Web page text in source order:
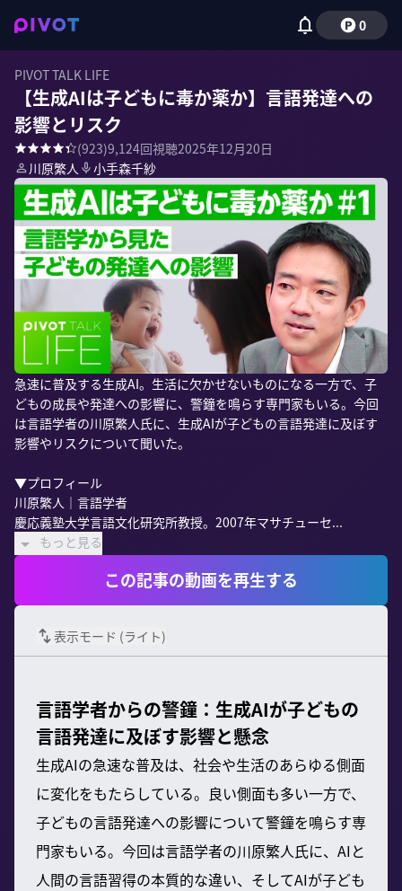
0
PIVOT TALK LIFE
【生成AIは子どもに毒か薬か】言語発達への
影響とリスク
(923)9,124回視聴2025年12月20日
川原繁人
小手森千紗
急速に普及する生成AI。生活に欠かせないものになる一方で、子
どもの成長や発達への影響に、警鐘を鳴らす専門家もいる。今回
は言語学者の川原繁人氏に、生成AIが子どもの言語発達に及ぼす
影響やリスクについて聞いた。
▼プロフィール
川原繁人｜言語学者
慶応義塾大学言語文化研究所教授。2007年マサチューセ...
もっと見る
この記事の動画を再生する
表示モード (ライト)
言語学者からの警鐘：生成AIが子どもの
言語発達に及ぼす影響と懸念
生成AIの急速な普及は、社会や生活のあらゆる側面
に変化をもたらしている。良い側面も多い一方で、
子どもの言語発達への影響について警鐘を鳴らす専
門家もいる。今回は言語学者の川原繁人氏に、AIと
人間の言語習得の本質的な違い、そしてAIが子ども